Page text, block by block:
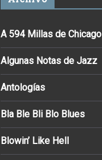
A 594 Millas de Chicago
Algunas Notas de Jazz
Antologías
Bla Ble Bli Blo Blues
Blowin’ Like Hell